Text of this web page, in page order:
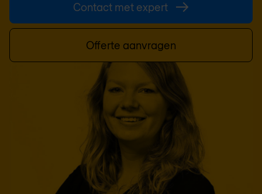
Contact met expert
Offerte aanvragen